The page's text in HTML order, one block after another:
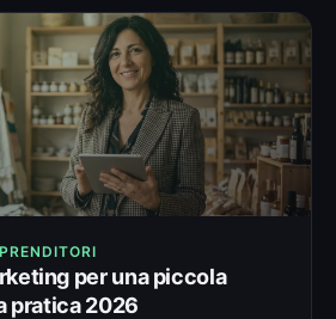
per una piccola
pratica 2026